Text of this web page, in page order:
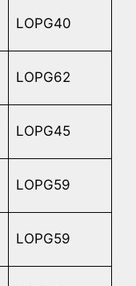
LOPG40
LOPG62
LOPG45
LOPG59
LOPG59